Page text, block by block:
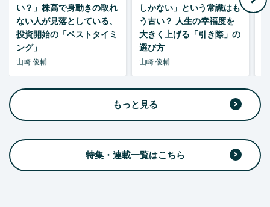
い？」株高で身動きの取れ
ない人が見落としている、
投資開始の「ベストタイミ
ング」
山崎 俊輔
しかない」という常識はも
う古い？ 人生の幸福度を
大きく上げる「引き際」の
選び方
山崎 俊輔
もっと見る
特集・連載一覧はこちら